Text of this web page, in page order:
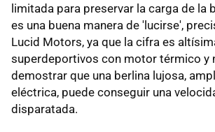
limitada para preservar la carga de la
es una buena manera de 'lucirse',
Lucid Motors, ya que la cifra es
superdeportivos con motor térmico y
demostrar que una berlina lujosa,
eléctrica, puede conseguir una
disparatada.